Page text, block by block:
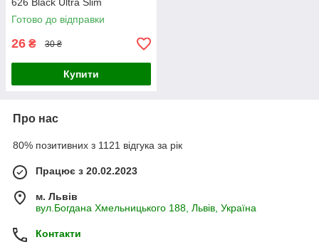
626 Black Ultra Slim
Готово до відправки
26 ₴ 30 ₴
Купити
Про нас
80% позитивних з 1121 відгука за рік
Працює з 20.02.2023
м. Львів
вул.Богдана Хмельницького 188, Львів, Україна
Контакти